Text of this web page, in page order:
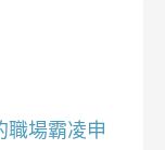
職場霸凌申